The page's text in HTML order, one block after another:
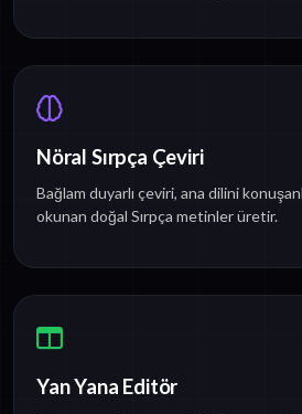
Nöral Sırpça Çeviri
Bağlam duyarlı çeviri, ana dilini
okunan doğal Sırpça metinler üretir.
Yan Yana Editör